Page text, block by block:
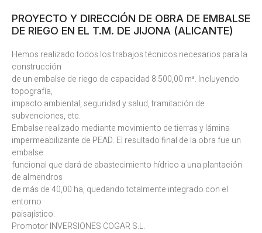
PROYECTO Y DIRECCIÓN DE OBRA DE EMBALSE
DE RIEGO EN EL T.M. DE JIJONA (ALICANTE)
Hemos realizado todos los trabajos técnicos necesarios para la
construcción
de un embalse de riego de capacidad 8.500,00 m³. Incluyendo
topografía,
impacto ambiental, seguridad y salud, tramitación de
subvenciones, etc.
Embalse realizado mediante movimiento de tierras y lámina
impermeabilizante de PEAD. El resultado final de la obra fue un
embalse
funcional que dará de abastecimiento hídrico a una plantación
de almendros
de más de 40,00 ha, quedando totalmente integrado con el
entorno
paisajístico.
Promotor INVERSIONES COGAR S.L.